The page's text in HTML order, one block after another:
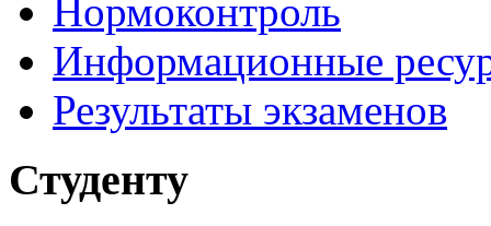
Нормоконтроль
Информационные
Результаты экзаменов
Студенту